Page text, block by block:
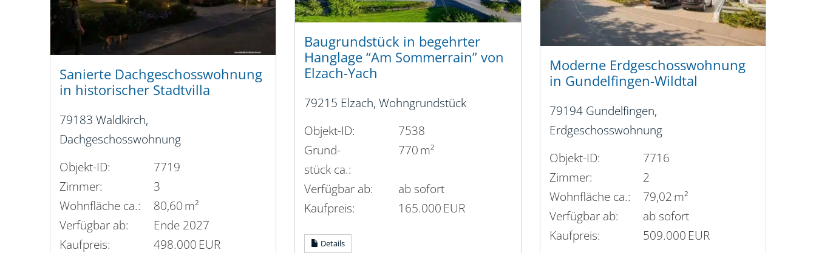
Sanierte Dachgeschosswohnung
in historischer Stadtvilla
79183 Waldkirch,
Dachgeschosswohnung
Objekt-ID:
7719
Zimmer:
3
Wohnfläche ca.:
80,60 m²
Verfügbar ab:
Ende 2027
Kaufpreis:
498.000 EUR
Baugrundstück in begehrter
Hanglage “Am Sommerrain” von
Elzach-Yach
79215 Elzach, Wohngrundstück
Objekt-ID:
7538
Grund­
stück ca.:
770 m²
Verfügbar ab:
ab sofort
Kaufpreis:
165.000 EUR
Details
Moderne Erdgeschosswohnung
in Gundelfingen-Wildtal
79194 Gundelfingen,
Erdgeschosswohnung
Objekt-ID:
7716
Zimmer:
2
Wohnfläche ca.:
79,02 m²
Verfügbar ab:
ab sofort
Kaufpreis:
509.000 EUR